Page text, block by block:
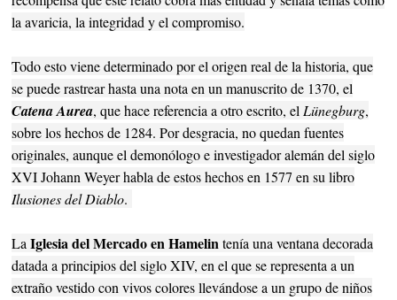
la avaricia, la integridad y el compromiso.
Todo esto viene determinado por el origen real de la historia, que
se puede rastrear hasta una nota en un manuscrito de 1370, el
Catena Aurea, que hace referencia a otro escrito, el Lünegburg,
sobre los hechos de 1284. Por desgracia, no quedan fuentes
originales, aunque el demonólogo e investigador alemán del siglo
XVI Johann Weyer habla de estos hechos en 1577 en su libro
Ilusiones del Diablo.
LaIglesia del Mercado en Hamelintenía una ventana decorada
datada a principios del siglo XIV, en el que se representa a un
extraño vestido con vivos colores llevándose a un grupo de niños